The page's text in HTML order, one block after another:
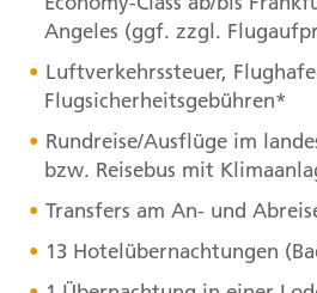
Angeles (ggf. zzgl.
Luftverkehrssteuer,
Flugsicherheitsgebühren*
Rundreise/Ausflüge im
bzw. Reisebus mit
Transfers am An- und
13 Hotelübernachtungen